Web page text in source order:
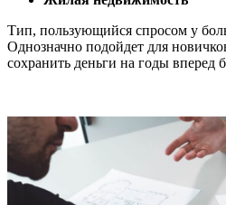
Тип, пользующийся спросом у
Однозначно подойдет для
сохранить деньги на годы вперед